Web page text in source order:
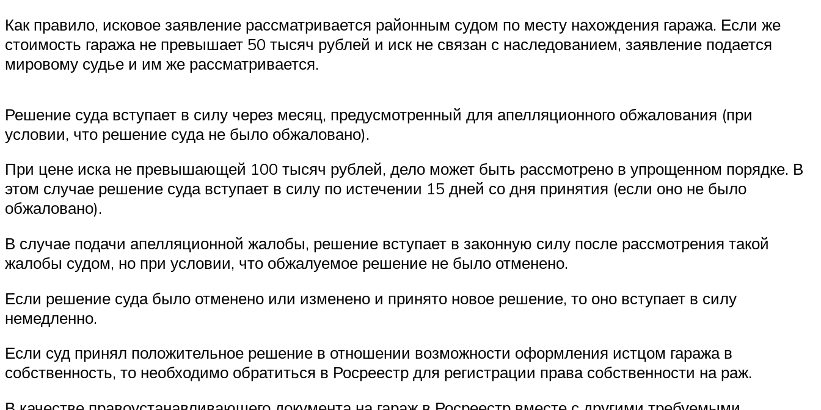
Как правило, исковое заявление рассматривается районным судом по месту нахождения гаража. Если же
стоимость гаража не превышает 50 тысяч рублей и иск не связан с наследованием, заявление подается
мировому судье и им же рассматривается.
Решение суда вступает в силу через месяц, предусмотренный для апелляционного обжалования (при
условии, что решение суда не было обжаловано).
При цене иска не превышающей 100 тысяч рублей, дело может быть рассмотрено в упрощенном порядке. В
этом случае решение суда вступает в силу по истечении 15 дней со дня принятия (если оно не было
обжаловано).
В случае подачи апелляционной жалобы, решение вступает в законную силу после рассмотрения такой
жалобы судом, но при условии, что обжалуемое решение не было отменено.
Если решение суда было отменено или изменено и принято новое решение, то оно вступает в силу
немедленно.
Если суд принял положительное решение в отношении возможности оформления истцом гаража в
собственность, то необходимо обратиться в Росреестр для регистрации права собственности на раж.